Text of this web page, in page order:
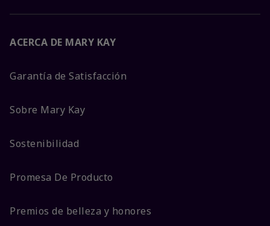
ACERCA DE MARY KAY
Garantía de Satisfacción
Sobre Mary Kay
Sostenibilidad
Promesa De Producto
Premios de belleza y honores